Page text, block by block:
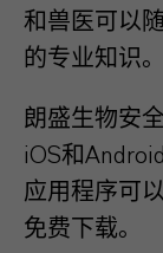
和兽医可以
的专业知识。
朗盛生物安
iOS和
应用程序可
免费下载。